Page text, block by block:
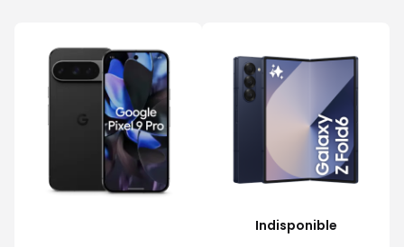
Indisponible